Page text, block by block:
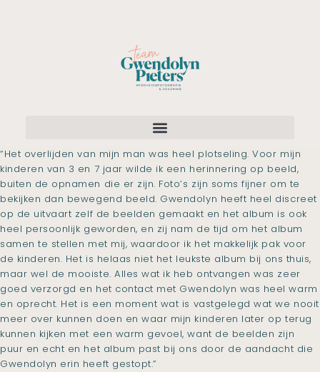
“Het overlijden van mijn man was heel plotseling. Voor mijn
kinderen van 3 en 7 jaar wilde ik een herinnering op beeld,
buiten de opnamen die er zijn. Foto’s zijn soms fijner om te
bekijken dan bewegend beeld. Gwendolyn heeft heel discreet
op de uitvaart zelf de beelden gemaakt en het album is ook
heel persoonlijk geworden, en zij nam de tijd om het album
samen te stellen met mij, waardoor ik het makkelijk pak voor
de kinderen. Het is helaas niet het leukste album bij ons thuis,
maar wel de mooiste. Alles wat ik heb ontvangen was zeer
goed verzorgd en het contact met Gwendolyn was heel warm
en oprecht. Het is een moment wat is vastgelegd wat we nooit
meer over kunnen doen en waar mijn kinderen later op terug
kunnen kijken met een warm gevoel, want de beelden zijn
puur en echt en het album past bij ons door de aandacht die
Gwendolyn erin heeft gestopt.”